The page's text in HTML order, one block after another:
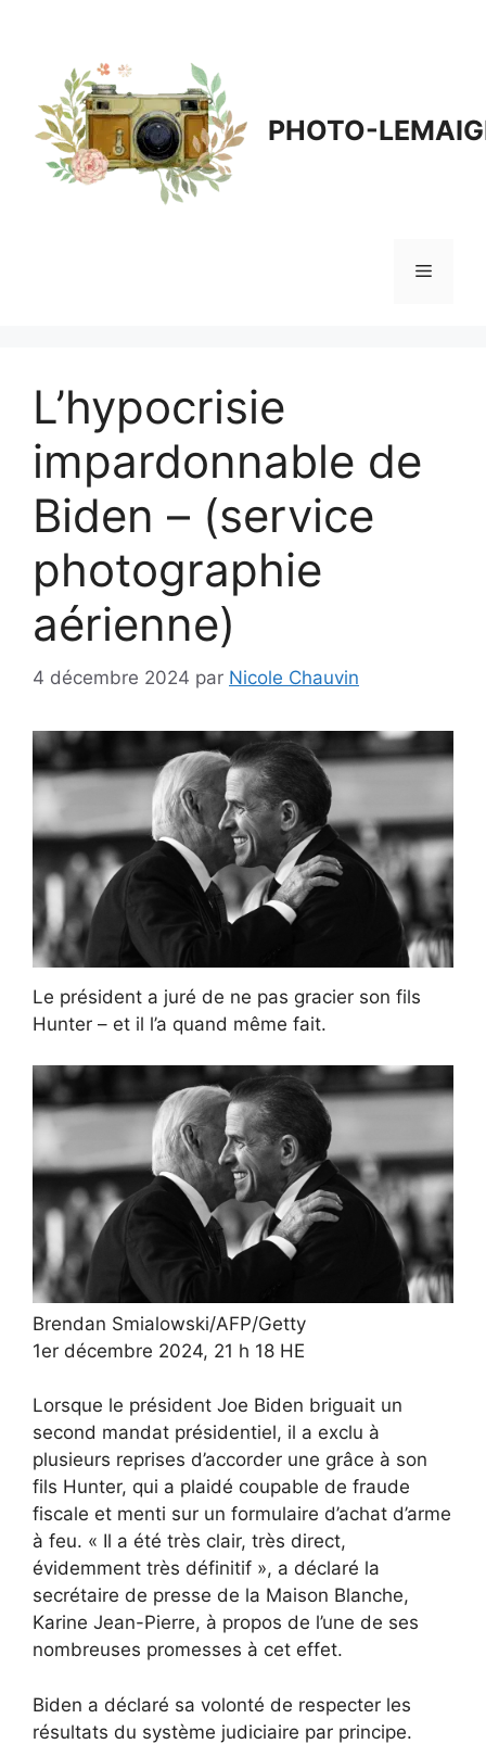
PHOTO-
Menu
L’hypocrisie
impardonnable de
Biden – (service
photographie
aérienne)
4 décembre 2024 par Nicole Chauvin
Le président a juré de ne pas gracier son fils
Hunter – et il l’a quand même fait.
Brendan Smialowski/AFP/Getty
1er décembre 2024, 21 h 18 HE
Lorsque le président Joe Biden briguait un
second mandat présidentiel, il a exclu à
plusieurs reprises d’accorder une grâce à son
fils Hunter, qui a plaidé coupable de fraude
fiscale et menti sur un formulaire d’achat d’arme
à feu. « Il a été très clair, très direct,
évidemment très définitif », a déclaré la
secrétaire de presse de la Maison Blanche,
Karine Jean-Pierre, à propos de l’une de ses
nombreuses promesses à cet effet.
Biden a déclaré sa volonté de respecter les
résultats du système judiciaire par principe.